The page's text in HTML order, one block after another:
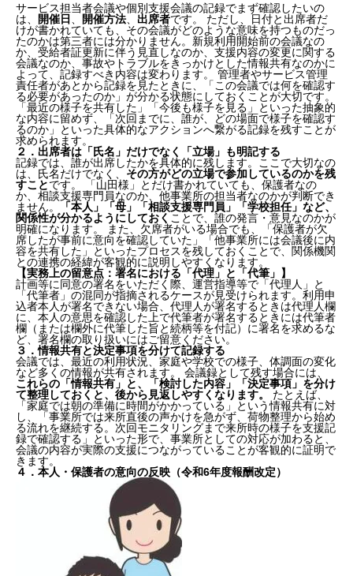
サービス担当者会議や個別支援会議の記録でまず確認したいの
は、
開催日 開催方法 出席者です。 ただし、日付と出席者だ
けが書かれていても、その会議がどのような意味を持つものだっ
たのかは第三者には分かりません。新規利用開始前の会議なの
か、受給者証更新に伴う見直しなのか、支援内容の変更に関する
会議なのか、事故やトラブルをきっかけとした情報共有なのかに
よって、記録すべき内容は変わります。 管理者やサービス管理
責任者があとから記録を見たときに、「この会議では何を確認す
る必要があったのか」が分かる状態にしておくことが大切です。
「最近の様子を共有した」「今後も様子を見る」といった抽象的
な内容に留めず、「次回までに、誰が、どの場面で様子を確認す
るのか」といった具体的なアクションへ繋がる記録を残すことが
求められます。
２．出席者は「氏名」だけでなく「立場」も明記する
記録では、誰が出席したかを具体的に残します。ここで大切なの
は、氏名だけでなく、 その方がどの立場で参加しているのかを残
すことです。 「山田様」とだけ書かれていても、保護者なの
か、相談支援専門員なのか、他事業所の担当者なのかが判断でき
ません。
「本人」「母」「相談支援専門員」「学校担任」など、
関係性が分かるようにしておく ことで、誰の発言・意見なのかが
明確になります。 また、欠席者がいる場合でも、「保護者が欠
席したが事前に意向を確認していた」「他事業所には会議後に内
容を共有した」といったプロセスを残しておくことで、関係機関
との連携の経緯が客観的に説明しやすくなります。
【実務上の留意点：署名における「代理」と「代筆」】
計画等に同意の署名をいただく際、運営指導等で「代理人」と
「代筆者」の混同が指摘されるケースが見受けられます。利用申
込者本人が署名できない場合、代理人が署名するときは代理人欄
に、本人の意思を確認した上で代筆者が署名するときには代筆者
欄（または欄外に代筆した旨と続柄等を付記）に署名を求めるな
ど、署名欄の取り扱いにはご留意ください。
３．情報共有と決定事項を分けて記録する
会議では、最近の利用状況、家庭や学校での様子、体調面の変化
など多くの情報が共有されます。 会議録として残す場合には、
これらの「情報共有」と、「検討した内容」「決定事項」を分け
て整理しておくと、後から見返しやすくなります。
たとえば、
「家庭では朝の準備に時間がかかっている」という情報共有に対
し、「事業所では来所直後の声かけを急がず、荷物整理から始め
る流れを継続する。次回モニタリングまで来所時の様子を支援記
録で確認する」といった形で、事業所としての対応が加わると、
会議の内容が実際の支援につながっていることが客観的に証明で
きます。
４．本人・保護者の意向の反映（令和6年度報酬改定）